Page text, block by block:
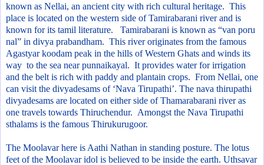
known as Nellai, an ancient city with rich cultural heritage. This
place is located on the western side of Tamirabarani river and is
known for its tamil literature. Tamirabarani is known as “van poru
nal” in divya prabandham. This river originates from the famous
Agastyar koodam peak in the hills ofWestern Ghats and winds its
way to the sea near punnaikayal. It provides water for irrigation
and the belt is rich with paddy and plantain crops. From Nellai, one
can visit the divyadesams of ‘Nava Tirupathi’. The nava thirupathi
divyadesams are located on either side of Thamarabarani river as
one travels towards Thiruchendur. Amongst the Nava Tirupathi
sthalams is the famous Thirukurugoor.
The Moolavar here is Aathi Nathan in standing posture. The lotus
feet of the Moolavar idol is believed to be inside the earth. Uthsavar